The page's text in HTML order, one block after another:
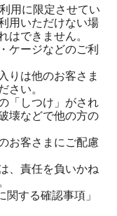
用に限定させてい
用いただけない場
はできません。
ケージなどのご利
りは他のお客さま
さい。
「しつけ」がされ
壊などで他の方の
お客さまにご配慮
、責任を負いかね
する確認事項」